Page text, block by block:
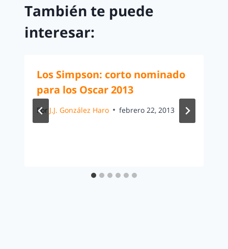
También te puede
interesar:
Los Simpson: corto nominado
para los Oscar 2013
Por J.J. González Haro febrero 22, 2013